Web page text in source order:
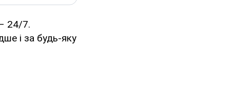
24/7.
і за будь-яку